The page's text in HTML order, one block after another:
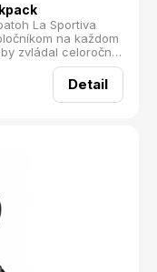
La Sportiva
na každom
zvládal celoročné
Detail